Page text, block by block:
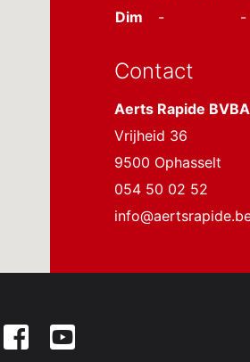
Dim
- -
Contact
Aerts Rapide BVBA
Vrijheid 36
9500 Ophasselt
054 50 02 52